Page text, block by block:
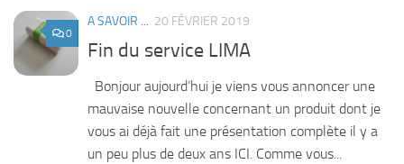
0
A SAVOIR ... 20 FÉVRIER 2019
Fin du service LIMA
Bonjour aujourd’hui je viens vous annoncer une
mauvaise nouvelle concernant un produit dont je
vous ai déjà fait une présentation complète il y a
un peu plus de deux ans ICI. Comme vous...